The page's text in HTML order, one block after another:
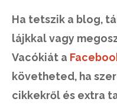
Ha tetszik a blog,
lájkkal vagy
Vacókiát a
követheted, ha
cikkekről és extra